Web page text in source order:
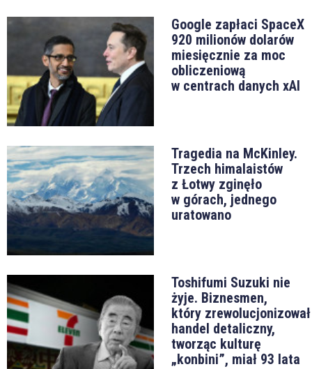
Google zapłaci SpaceX
920 milionów dolarów
miesięcznie za moc
obliczeniową
w centrach danych xAI
Tragedia na McKinley.
Trzech himalaistów
z Łotwy zginęło
w górach, jednego
uratowano
Toshifumi Suzuki nie
żyje. Biznesmen,
który zrewolucjonizował
handel detaliczny,
tworząc kulturę
„konbini”, miał 93 lata